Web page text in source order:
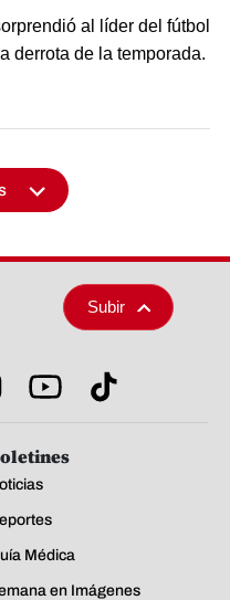
al líder del fútbol
derrota de la temporada.
Subir
Médica
en Imágenes